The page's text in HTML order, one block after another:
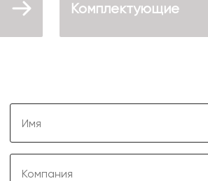
Комплектующие